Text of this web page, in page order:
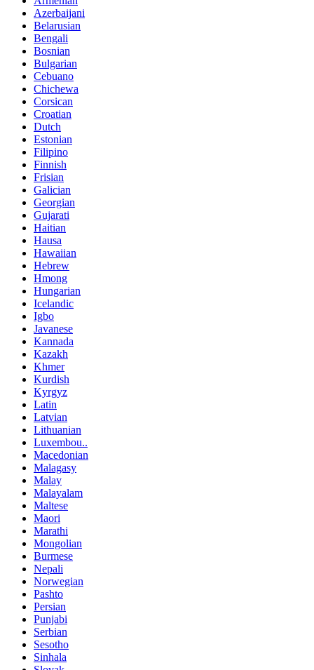
Azerbaijani
Belarusian
Bengali
Bosnian
Bulgarian
Cebuano
Chichewa
Corsican
Croatian
Dutch
Estonian
Filipino
Finnish
Frisian
Galician
Georgian
Gujarati
Haitian
Hausa
Hawaiian
Hebrew
Hmong
Hungarian
Icelandic
Igbo
Javanese
Kannada
Kazakh
Khmer
Kurdish
Kyrgyz
Latin
Latvian
Lithuanian
Luxembou..
Macedonian
Malagasy
Malay
Malayalam
Maltese
Maori
Marathi
Mongolian
Burmese
Nepali
Norwegian
Pashto
Persian
Punjabi
Serbian
Sesotho
Sinhala